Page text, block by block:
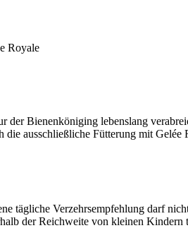
Royale
Bienenköniging lebenslang
ausschließliche Fütterung mit Gelée
tägliche Verzehrsempfehlung darf
der Reichweite von kleinen